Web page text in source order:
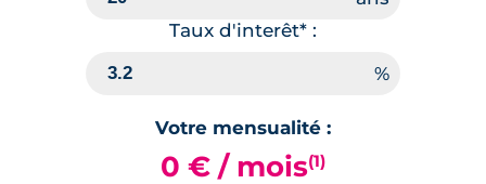
Taux d'interêt* :
Votre mensualité :
0 € / mois(1)